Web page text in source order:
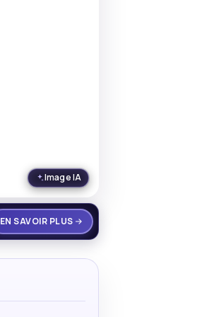
Image IA
EN SAVOIR PLUS